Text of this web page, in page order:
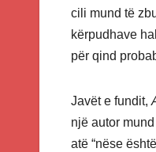
cili mund të
kërpudhave
për qind
Javët e fundit,
një autor
atë “nëse